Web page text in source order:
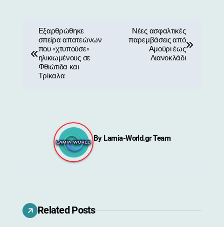
ρ
Εξαρθρώθηκε
σπείρα απατεώνων
που «χτυπούσε»
ηλικιωμένους σε
Φθιώτιδα και
Τρίκαλα
Νέες ασφαλτικές
παρεμβάσεις από
Αμούρι έως
Λιανοκλάδι
By Lamia-World.gr Team
Related Posts